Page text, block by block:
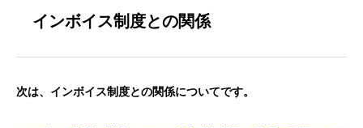
インボイス制度との関係
次は、インボイス制度との関係についてです。